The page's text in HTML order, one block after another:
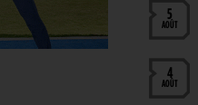
5
AOÛT
4
AOÛT